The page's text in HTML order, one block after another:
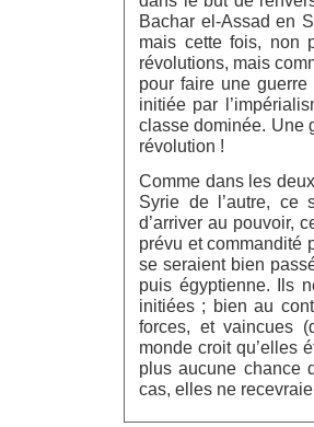
Bachar el-Assad en
mais cette fois, non
révolutions, mais
pour faire une
initiée par
classe dominée. Une
révolution !
Comme dans les
Syrie de l’autre, ce
d’arriver au pouvoir,
prévu et commandité
se seraient bien
puis égyptienne. Ils
initiées ; bien au
forces, et vaincues
monde croit qu’elles
plus aucune chance
cas, elles ne